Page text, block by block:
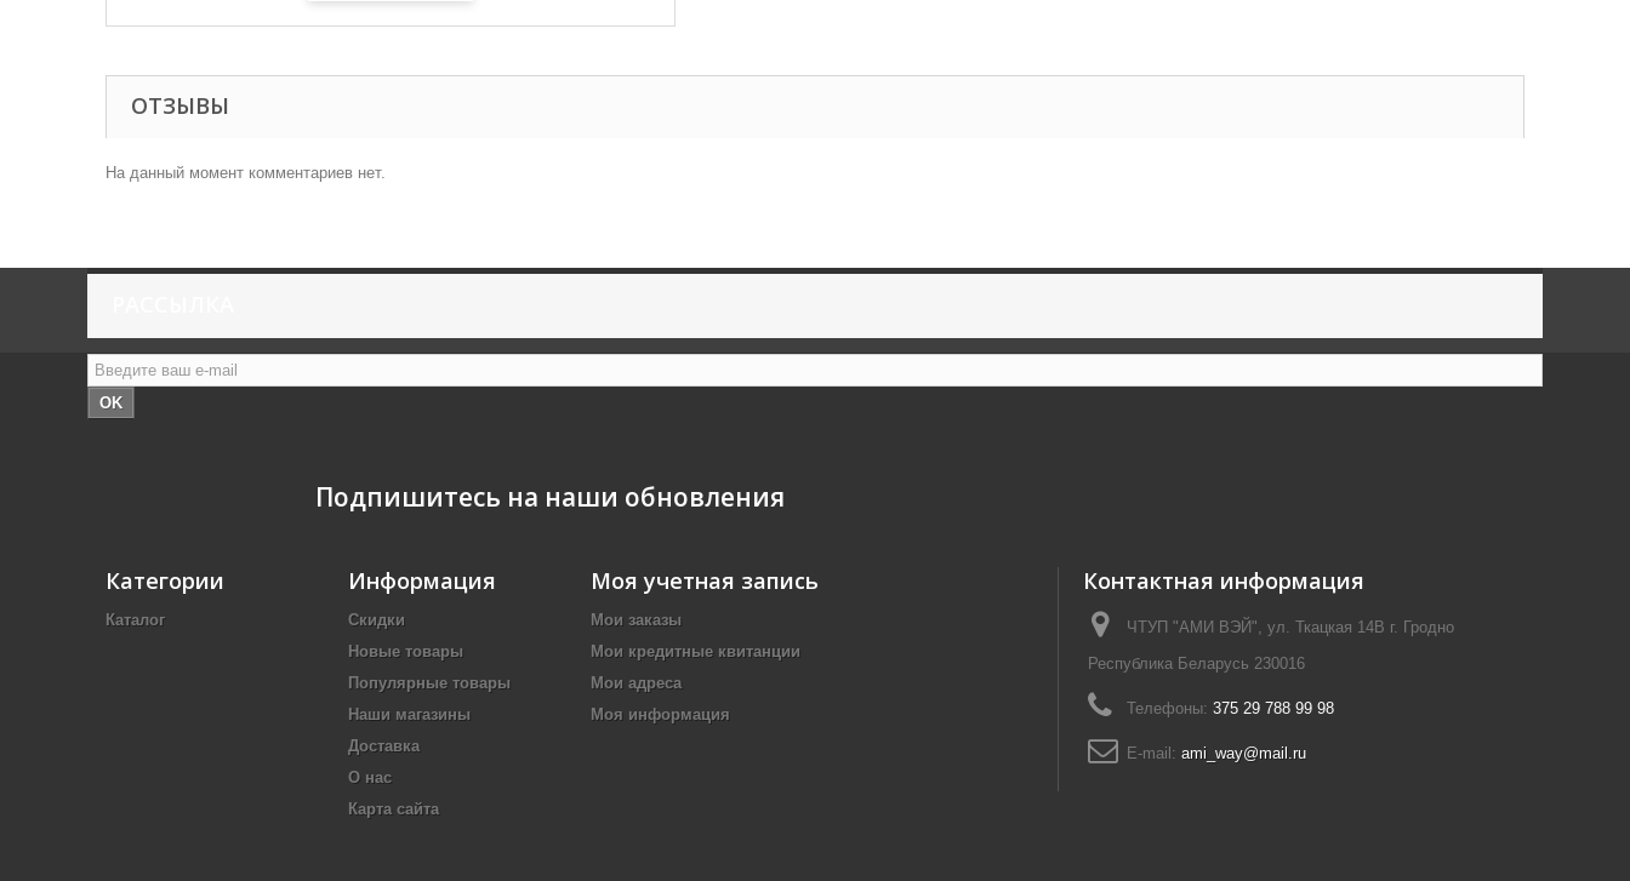
ОТЗЫВЫ
На данный момент комментариев нет.
OK
Подпишитесь на наши обновления
Категории
Каталог
Информация
Скидки
Новые товары
Популярные товары
Наши магазины
Доставка
О нас
Карта сайта
Моя учетная запись
Мои заказы
Мои кредитные квитанции
Мои адреса
Моя информация
Контактная информация
ЧТУП "АМИ ВЭЙ", ул. Ткацкая 14В г. Гродно
Республика Беларусь 230016
Телефоны: 375 29 788 99 98
E-mail: ami_way@mail.ru